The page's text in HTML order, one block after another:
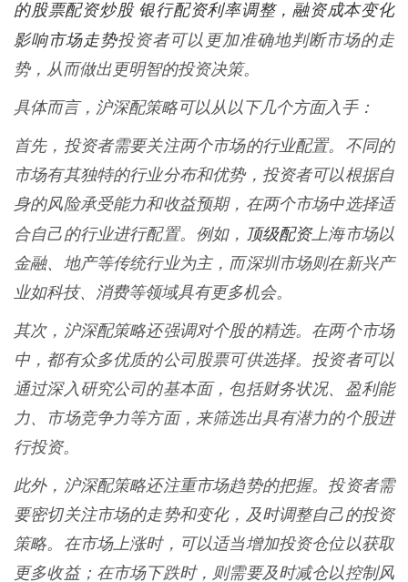
的股票配资炒股 银行配资利率调整，融资成本变化
影响市场走势投资者可以更加准确地判断市场的走
势，从而做出更明智的投资决策。
具体而言，沪深配策略可以从以下几个方面入手：
首先，投资者需要关注两个市场的行业配置。不同的
市场有其独特的行业分布和优势，投资者可以根据自
身的风险承受能力和收益预期，在两个市场中选择适
合自己的行业进行配置。例如， 顶级配资上海市场以
金融、地产等传统行业为主，而深圳市场则在新兴产
业如科技、消费等领域具有更多机会。
其次，沪深配策略还强调对个股的精选。在两个市场
中，都有众多优质的公司股票可供选择。投资者可以
通过深入研究公司的基本面，包括财务状况、盈利能
力、市场竞争力等方面，来筛选出具有潜力的个股进
行投资。
此外，沪深配策略还注重市场趋势的把握。投资者需
要密切关注市场的走势和变化，及时调整自己的投资
策略。在市场上涨时，可以适当增加投资仓位以获取
更多收益；在市场下跌时，则需要及时减仓以控制风